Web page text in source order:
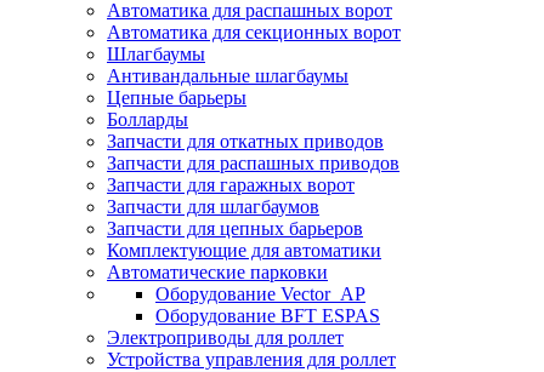
Автоматика для распашных ворот
Автоматика для секционных ворот
Шлагбаумы
Антивандальные шлагбаумы
Цепные барьеры
Болларды
Запчасти для откатных приводов
Запчасти для распашных приводов
Запчасти для гаражных ворот
Запчасти для шлагбаумов
Запчасти для цепных барьеров
Комплектующие для автоматики
Автоматические парковки
Оборудование Vector_AP
Оборудование BFT ESPAS
Электроприводы для роллет
Устройства управления для роллет